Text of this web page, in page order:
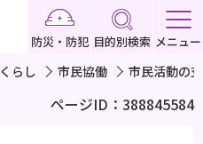
防災・防犯 目的別検索 メニュー
くらし 市民協働 市民活動の
ページID：388845584